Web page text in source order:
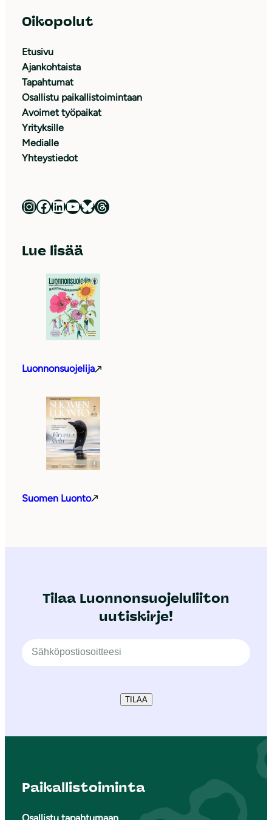
Oikopolut
Etusivu
Ajankohtaista
Tapahtumat
Osallistu paikallistoimintaan
Avoimet työpaikat
Yrityksille
Medialle
Yhteystiedot
Luonnonsuojeluliitto Instagramissa Luonnonsuojeluliitto Facebookissa Luonnonsuojeluliitto LinkedInissä Luonnonsuojeluliiton YouTube-kanava Luonnonsuojeluliitto Blueskyssa Luonnonsuojeluliitto Threadsissa
Lue lisää
Luonnonsuojelija
Suomen Luonto
Tilaa Luonnonsuojeluliiton
uutiskirje!
TILAA
Paikallistoiminta
Osallistu tapahtumaan